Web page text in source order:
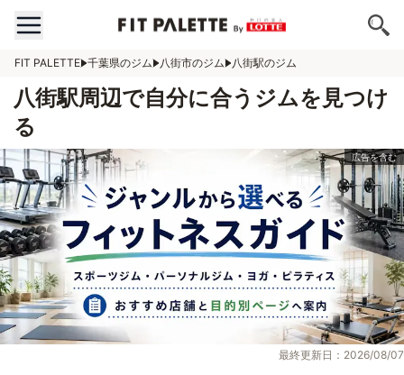
FIT PALETTE 千葉県のジム 八街市のジム 八街駅のジム
八街駅周辺で自分に合うジムを見つけ
る
最終更新日：2026/08/07